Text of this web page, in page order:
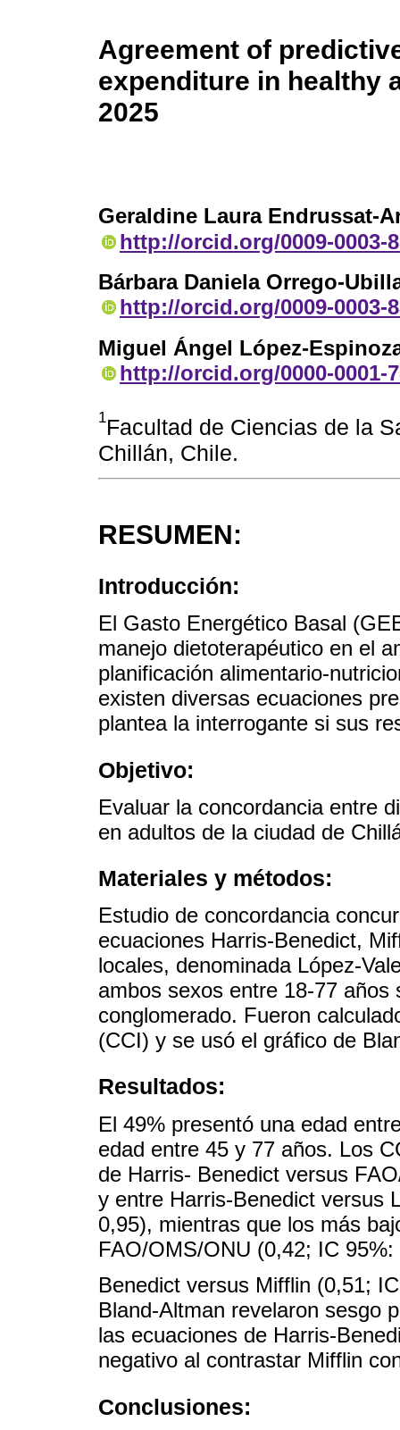
Agreement of
expenditure in healthy
2025
Geraldine Laura Endrussat-
http://orcid.org/0009-0003-
Bárbara Daniela Orrego-
http://orcid.org/0009-0003-
Miguel Ángel López-
http://orcid.org/0000-0001-
1Facultad de Ciencias de la
Chillán, Chile.
RESUMEN:
Introducción:
El Gasto Energético Basal
manejo dietoterapéutico en el
planificación alimentario-
existen diversas ecuaciones
plantea la interrogante si sus
Objetivo:
Evaluar la concordancia entre
en adultos de la ciudad de
Materiales y métodos:
Estudio de concordancia
ecuaciones Harris-Benedict,
locales, denominada López-
ambos sexos entre 18-77
conglomerado. Fueron
(CCI) y se usó el gráfico de
Resultados:
El 49% presentó una edad
edad entre 45 y 77 años. Los
de Harris- Benedict versus
y entre Harris-Benedict versus
0,95), mientras que los más
FAO/OMS/ONU (0,42; IC
Benedict versus Mifflin (0,51;
Bland-Altman revelaron sesgo
las ecuaciones de Harris-
negativo al contrastar Mifflin
Conclusiones: